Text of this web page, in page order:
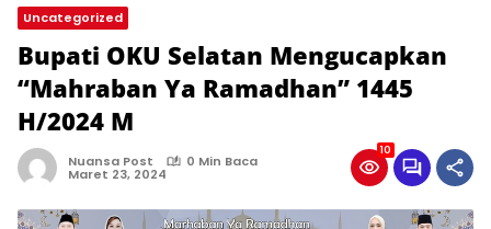
Uncategorized
Bupati OKU Selatan Mengucapkan
“Mahraban Ya Ramadhan” 1445
H/2024 M
Nuansa Post 0 Min Baca
Maret 23, 2024
10